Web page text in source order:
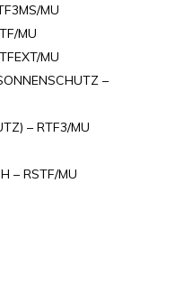
MU
MU
MU
–
– RTF3/MU
– RSTF/MU